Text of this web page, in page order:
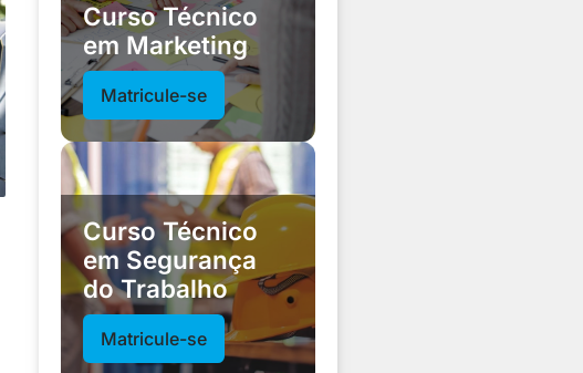
Curso Técnico
em Marketing
Matricule-se
Curso Técnico
em Segurança
do Trabalho
Matricule-se